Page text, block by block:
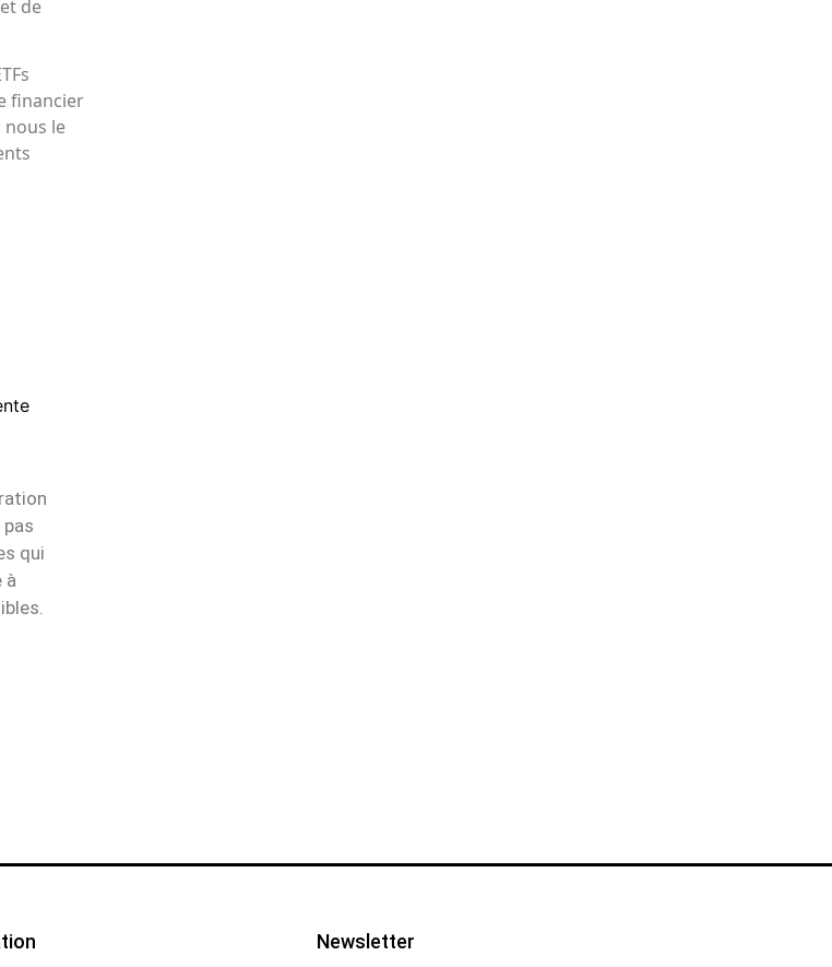
de
financier
nous le
qui
à
Newsletter